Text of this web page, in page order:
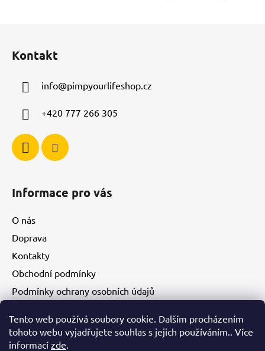
Tento web používá soubory cookie. Dalším procházením
tohoto webu vyjadřujete souhlas s jejich používáním.. Více
informací zde.
Kontakt
info@pimpyourlifeshop.cz
+420 777 266 305
Informace pro vás
O nás
Doprava
Kontakty
Obchodní podmínky
Podmínky ochrany osobních údajů
Facebook